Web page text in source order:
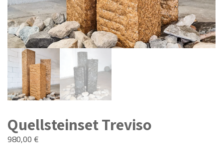
Quellsteinset Treviso
980,00 €